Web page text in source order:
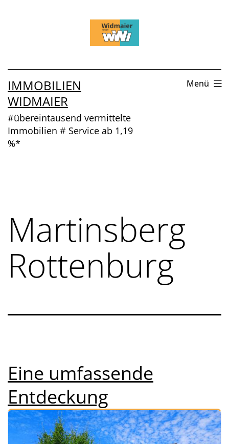
IMMOBILIEN
WIDMAIER
#übereintausend vermittelte
Immobilien # Service ab 1,19
%*
Menü
Martinsberg
Rottenburg
Eine umfassende
Entdeckung